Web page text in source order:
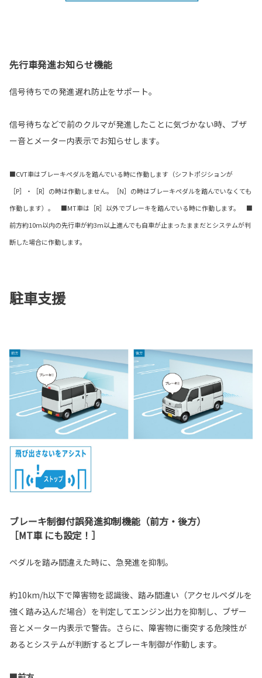
先行車発進お知らせ機能
信号待ちでの発進遅れ防止をサポート。
信号待ちなどで前のクルマが発進したことに気づかない時、ブザ
ー音とメーター内表示でお知らせします。
■CVT車はブレーキペダルを踏んでいる時に作動します（シフトポジションが
［P］・［R］の時は作動しません。［N］の時はブレーキペダルを踏んでいなくても
作動します）。 ■MT車は［R］以外でブレーキを踏んでいる時に作動します。 ■
前方約10m以内の先行車が約3m以上進んでも自車が止まったままだとシステムが判
断した場合に作動します。
駐車支援
ブレーキ制御付誤発進抑制機能（前方・後方）
［MT車 にも設定！］
ペダルを踏み間違えた時に、急発進を抑制。
約10km/h以下で障害物を認識後、踏み間違い（アクセルペダルを
強く踏み込んだ場合）を判定してエンジン出力を抑制し、ブザー
音とメーター内表示で警告。さらに、障害物に衝突する危険性が
あるとシステムが判断するとブレーキ制御が作動します。